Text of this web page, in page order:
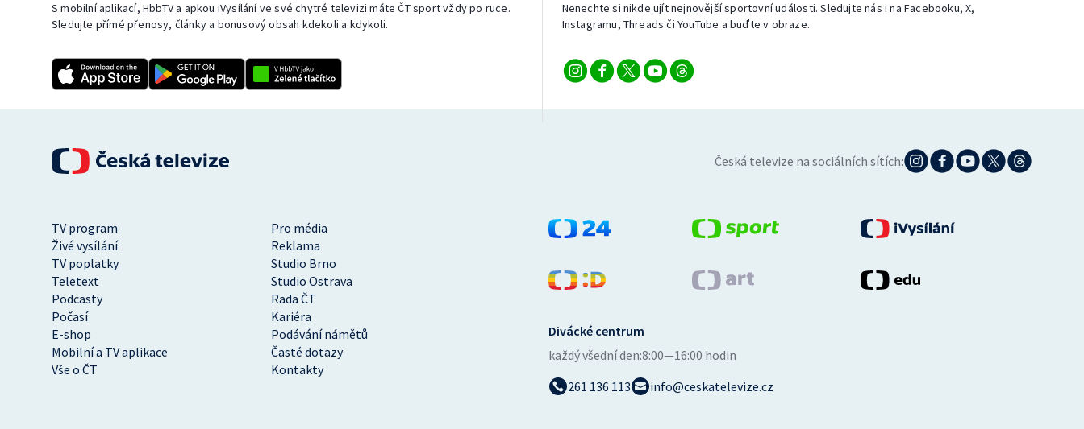
S mobilní aplikací, HbbTV a apkou iVysílání ve své chytré televizi máte ČT sport vždy po ruce.
Sledujte přímé přenosy, články a bonusový obsah kdekoli a kdykoli.
Nenechte si nikde ujít nejnovější sportovní události. Sledujte nás i na Facebooku, X,
Instagramu, Threads či YouTube a buďte v obraze.
Česká televize na sociálních sítích:
TV program
Pro média
Živé vysílání
Reklama
TV poplatky
Studio Brno
Teletext
Studio Ostrava
Podcasty
Rada ČT
Počasí
Kariéra
E-shop
Podávání námětů
Mobilní a TV aplikace
Časté dotazy
Vše o ČT
Kontakty
Divácké centrum
každý všední den:8:00—16:00 hodin
261 136 113
info@ceskatelevize.cz